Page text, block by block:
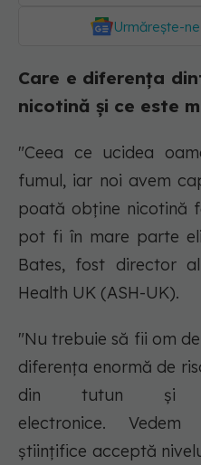
Urmărește-
Care e diferența
nicotină și ce este
"Ceea ce ucidea
fumul, iar noi avem
poată obține nicotină
pot fi în mare parte
Bates, fost director
Health UK (ASH-UK).
"Nu trebuie să fii om
diferența enormă de
din tutun și
electronice.
științifice acceptă